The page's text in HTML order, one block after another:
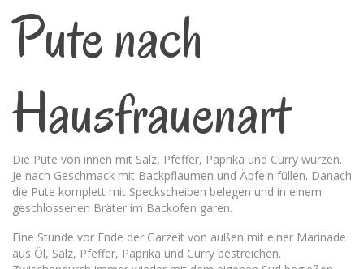
Pute nach
Hausfrauenart
Die Pute von innen mit Salz, Pfeffer, Paprika und Curry würzen.
Je nach Geschmack mit Backpflaumen und Äpfeln füllen. Danach
die Pute komplett mit Speckscheiben belegen und in einem
geschlossenen Bräter im Backofen garen.
Eine Stunde vor Ende der Garzeit von außen mit einer Marinade
aus Öl, Salz, Pfeffer, Paprika und Curry bestreichen.